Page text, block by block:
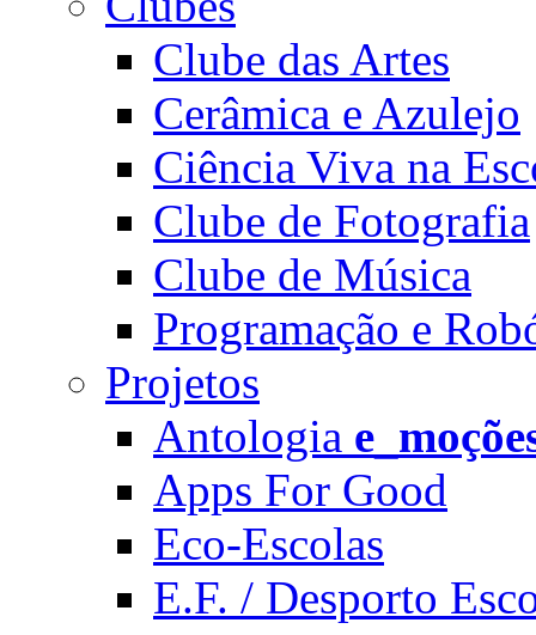
Clube das Artes
Cerâmica e Azulejo
Ciência Viva na
Clube de Fotografia
Clube de Música
Programação e
Projetos
Antologia
Apps For Good
Eco-Escolas
E.F. / Desporto